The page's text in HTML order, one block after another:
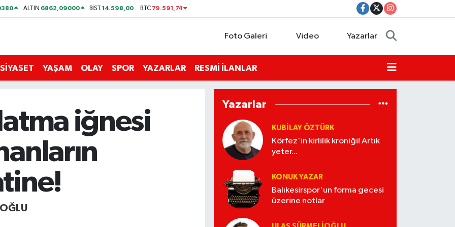
ALTIN 6862,09000 BİST14.598,00 BTC 79.591,74
Foto Galeri Video Yazarlar
SİYASET YAŞAM OLAY SPOR YAZARLAR RESMİ İLANLAR
iğnesi
Yazarlar
KUBİLAY ÖZTÜRK
Körfez'in kirlilik kroniği! Artık
yeter...
KONUK YAZAR
Balıkesirspor'un forma gecesi
üzerine notlar